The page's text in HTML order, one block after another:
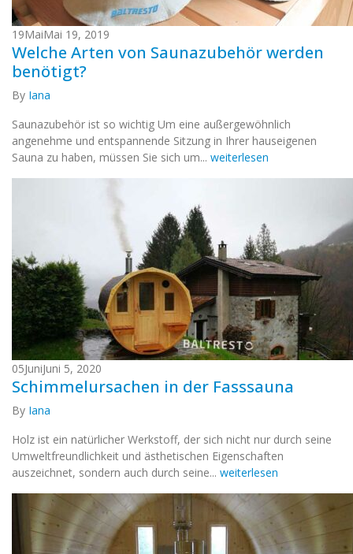
19MaiMai 19, 2019
Welche Arten von Saunazubehör werden
benötigt?
By Iana
Saunazubehör ist so wichtig Um eine außergewöhnlich
angenehme und entspannende Sitzung in Ihrer hauseigenen
Sauna zu haben, müssen Sie sich um... weiterlesen
05JuniJuni 5, 2020
Schimmelursachen in der Fasssauna
By Iana
Holz ist ein natürlicher Werkstoff, der sich nicht nur durch seine
Umweltfreundlichkeit und ästhetischen Eigenschaften
auszeichnet, sondern auch durch seine... weiterlesen